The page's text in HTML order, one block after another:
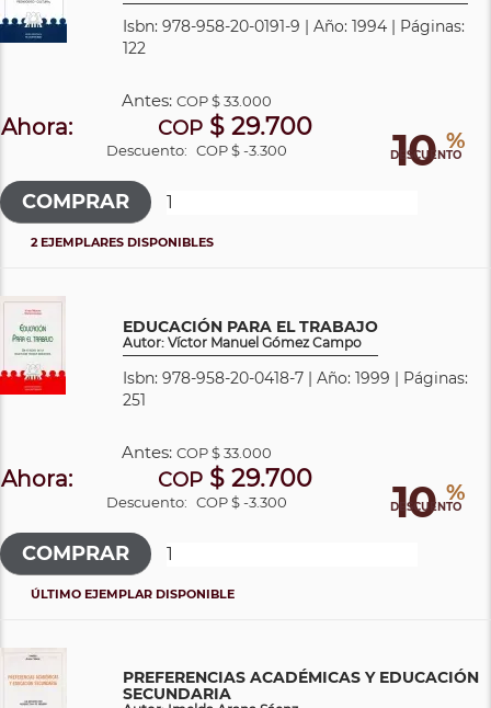
Isbn: 978-958-20-0191-9 | Año: 1994 | Páginas:
122
10 %
DESCUENTO
Antes: COP$ 33.000
Ahora: COP$ 29.700
Descuento: COP $ -3.300
2 EJEMPLARES DISPONIBLES
EDUCACIÓN PARA EL TRABAJO
Autor: Víctor Manuel Gómez Campo
Isbn: 978-958-20-0418-7 | Año: 1999 | Páginas:
251
10 %
DESCUENTO
Antes: COP$ 33.000
Ahora: COP$ 29.700
Descuento: COP $ -3.300
ÚLTIMO EJEMPLAR DISPONIBLE
PREFERENCIAS ACADÉMICAS Y EDUCACIÓN
SECUNDARIA